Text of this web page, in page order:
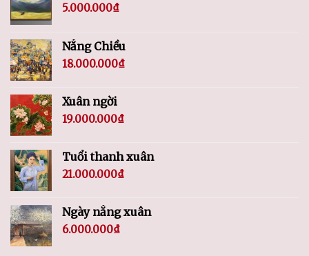
5.000.000₫
Nắng Chiều
18.000.000₫
Xuân ngời
19.000.000₫
Tuổi thanh xuân
21.000.000₫
Ngày nắng xuân
6.000.000₫